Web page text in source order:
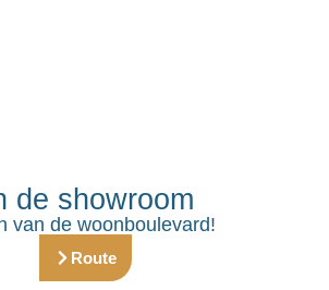
de showroom
van de woonboulevard!
Route